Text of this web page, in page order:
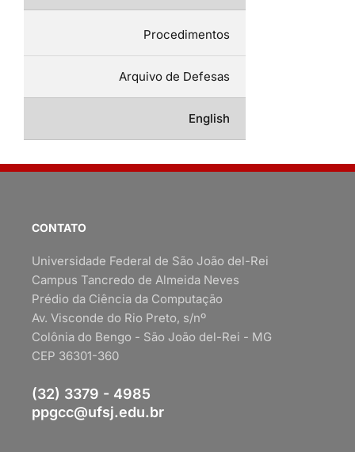
Procedimentos
Arquivo de Defesas
English
CONTATO
Universidade Federal de São João del-Rei
Campus Tancredo de Almeida Neves
Prédio da Ciência da Computação
Av. Visconde do Rio Preto, s/nº
Colônia do Bengo - São João del-Rei - MG
CEP 36301-360
(32) 3379 - 4985
ppgcc@ufsj.edu.br